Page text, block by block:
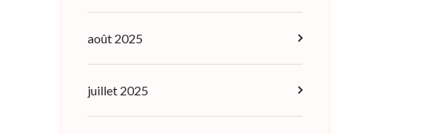
août 2025
juillet 2025